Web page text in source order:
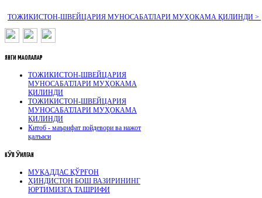
ТОЖИКИСТОН-ШВЕЙЦАРИЯ МУНОСАБАТЛАРИ МУҲОКАМА ҚИЛИНДИ >
ЯНГИ МАҚОЛАЛАР
ТОЖИКИСТОН-ШВЕЙЦАРИЯ
МУНОСАБАТЛАРИ МУҲОКАМА
ҚИЛИНДИ
ТОЖИКИСТОН-ШВЕЙЦАРИЯ
МУНОСАБАТЛАРИ МУҲОКАМА
ҚИЛИНДИ
Китоб - маърифат пойдевори ва нажот
қалъаси
КӮП ӮҚИЛГАН
МУҚАДДАС ҚЎРҒОН
ҲИНДИСТОН БОШ ВАЗИРИНИНГ
ЮРТИМИЗГА ТАШРИФИ